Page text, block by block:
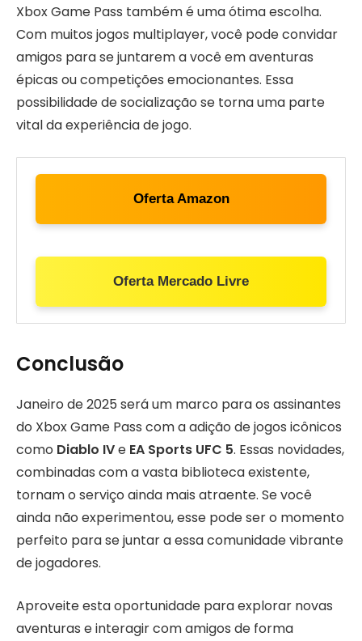
Xbox Game Pass também é uma ótima escolha.
Com muitos jogos multiplayer, você pode convidar
amigos para se juntarem a você em aventuras
épicas ou competições emocionantes. Essa
possibilidade de socialização se torna uma parte
vital da experiência de jogo.
Oferta Amazon
Oferta Mercado Livre
Conclusão
Janeiro de 2025 será um marco para os assinantes
do Xbox Game Pass com a adição de jogos icônicos
como Diablo IVe EA Sports UFC 5. Essas novidades,
combinadas com a vasta biblioteca existente,
tornam o serviço ainda mais atraente. Se você
ainda não experimentou, esse pode ser o momento
perfeito para se juntar a essa comunidade vibrante
de jogadores.
Aproveite esta oportunidade para explorar novas
aventuras e interagir com amigos de forma